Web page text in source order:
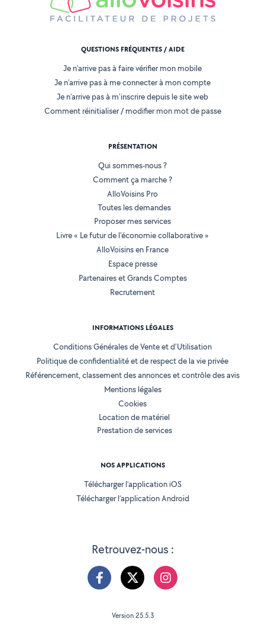
Retrouvez-nous :
QUESTIONS FRÉQUENTES / AIDE
Je n'arrive pas à faire vérifier mon mobile
Je n'arrive pas à me connecter à mon compte
Je n'arrive pas à m'inscrire depuis le site web
Comment réinitialiser / modifier mon mot de passe
PRÉSENTATION
Qui sommes-nous ?
Comment ça marche ?
AlloVoisins Pro
Toutes les demandes
Proposer mes services
Livre « Le futur de l'économie collaborative »
AlloVoisins en France
Espace presse
Partenaires et Grands Comptes
Recrutement
INFORMATIONS LÉGALES
Conditions Générales de Vente et d'Utilisation
Politique de confidentialité et de respect de la vie privée
Référencement, classement des annonces et contrôle des avis
Mentions légales
Cookies
Location de matériel
Prestation de services
NOS APPLICATIONS
Télécharger l’application iOS
Télécharger l’application Android
Version 25.5.3